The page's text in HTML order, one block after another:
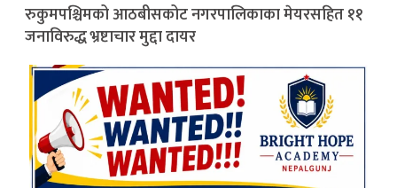
रुकुमपश्चिमको आठबीसकोट नगरपालिकाका मेयरसहित ११
जनाविरुद्ध भ्रष्टाचार मुद्दा दायर